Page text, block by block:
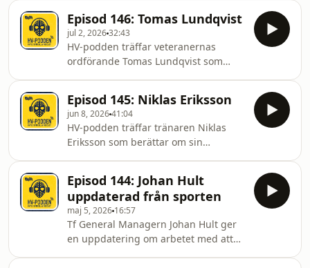
Episod 146: Tomas Lundqvist
jul 2, 202632:43
HV-podden träffar veteranernas
ordförande Tomas Lundqvist som
Episod 145: Niklas Eriksson
jun 8, 202641:04
HV-podden träffar tränaren Niklas
Eriksson som berättar om sin
så svarar han på några av alla de
frågorna som fansen skickat in.
Episod 144: Johan Hult
uppdaterad från sporten
maj 5, 2026 16:57
Tf General Managern Johan Hult ger
en uppdatering om arbetet med att